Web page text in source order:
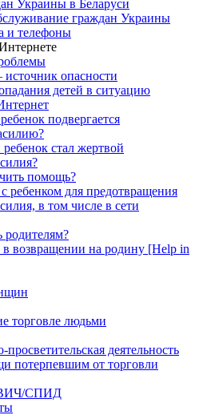
Украины в Беларуси
граждан Украины
и телефоны
источник опасности
детей в ситуацию
подвергается
ребенок стал жертвой
помощь?
ребенком для предотвращения
в том числе в сети
родителям?
возвращении на родину [Help in
торговле людьми
деятельность
потерпевшим от торговли
ВИЧ/СПИД